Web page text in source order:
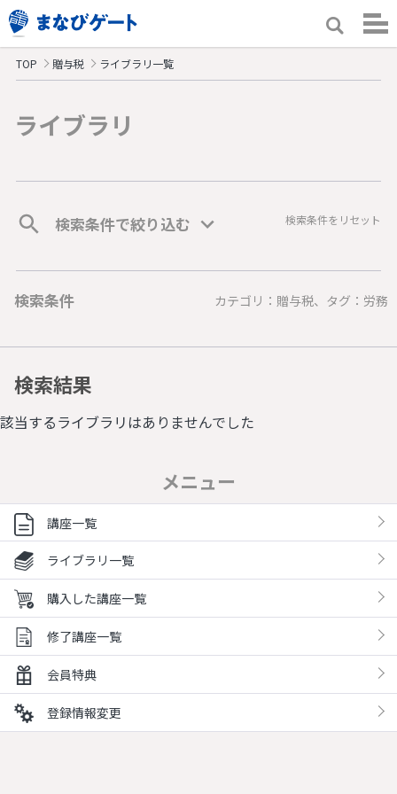
TOP 贈与税 ライブラリ一覧
ライブラリ
検索条件で絞り込む 検索条件をリセット
検索条件 カテゴリ：贈与税、タグ：労務
検索結果
該当するライブラリはありませんでした
メニュー
講座一覧
ライブラリ一覧
購入した講座一覧
修了講座一覧
会員特典
登録情報変更